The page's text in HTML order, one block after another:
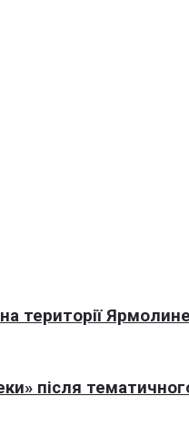
на території
після